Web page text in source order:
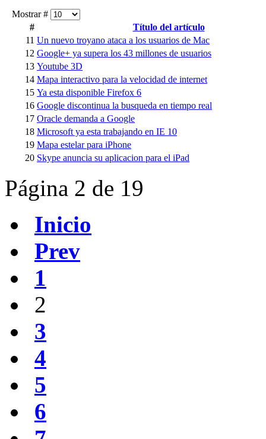
Mostrar #
#
Título del artículo
11 Un nuevo troyano ataca a los usuarios de Mac
12 Google+ ya supera los 43 millones de usuarios
13 Youtube 3D
14 Mapa interactivo para la velocidad de internet
15 Ya esta disponible Firefox 6
16 Google discontinua la busqueda en tiempo real
17 Oracle demanda a Google
18 Microsoft ya esta trabajando en IE 10
19 Mapa estelar para iPhone
20 Skype anuncia su aplicacion para el iPad
Página 2 de 19
Inicio
Prev
1
2
3
4
5
6